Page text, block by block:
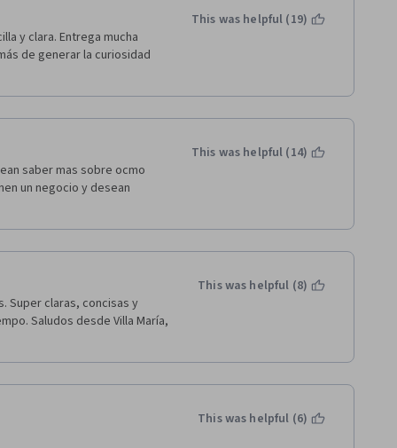
y clara. Entrega mucha
de generar la curiosidad
This was helpful (19)
saber mas sobre ocmo
un negocio y desean
This was helpful (14)
Super claras, concisas y
Saludos desde Villa María,
This was helpful (8)
This was helpful (6)